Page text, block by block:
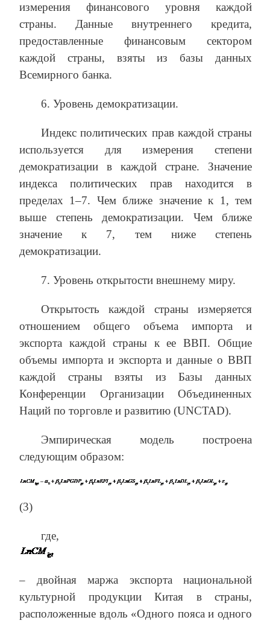
измерения финансового уровня каждой
страны. Данные внутреннего кредита,
предоставленные финансовым сектором
каждой страны, взяты из базы данных
Всемирного банка.
6. Уровень демократизации.
Индекс политических прав каждой страны
используется для измерения степени
демократизации в каждой стране. Значение
индекса политических прав находится в
пределах 1–7. Чем ближе значение к 1, тем
выше степень демократизации. Чем ближе
значение к 7, тем ниже степень
демократизации.
7. Уровень открытости внешнему миру.
Открытость каждой страны измеряется
отношением общего объема импорта и
экспорта каждой страны к ее ВВП. Общие
объемы импорта и экспорта и данные о ВВП
каждой страны взяты из Базы данных
Конференции Организации Объединенных
Наций по торговле и развитию (UNCTAD).
Эмпирическая модель построена
следующим образом:
(3)
где,
– двойная маржа экспорта национальной
культурной продукции Китая в страны,
расположенные вдоль «Одного пояса и одного